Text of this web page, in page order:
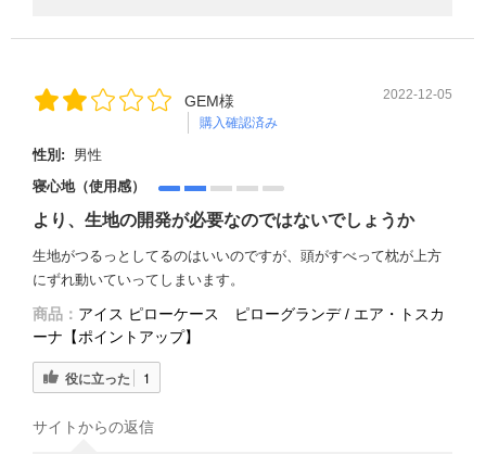
GEM様
購入確認済み
2022-12-05
性別:
男性
寝心地（使用感）
より、生地の開発が必要なのではないでしょうか
生地がつるっとしてるのはいいのですが、頭がすべって枕が上方
にずれ動いていってしまいます。
商品： アイス ピローケース ピローグランデ / エア・トスカ
ーナ【ポイントアップ】
役に立った 1
サイトからの返信